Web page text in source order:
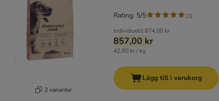
2 varianter
Individuellt874,00 kr
857,00 kr
42,90 kr / kg
Rating: 5/5 (1)
Lägg till i varukorg